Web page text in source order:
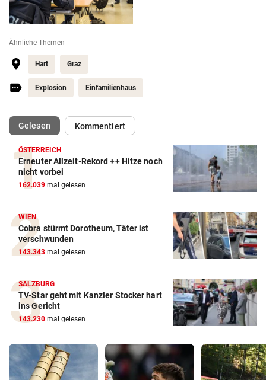
Ähnliche Themen
Hart Graz
Explosion Einfamilienhaus
Gelesen(ausgewählt)Kommentiert
ÖSTERREICH
Erneuter Allzeit-Rekord ++ Hitze noch
nicht vorbei
162.039 mal gelesen
WIEN
Cobra stürmt Dorotheum, Täter ist
verschwunden
143.343 mal gelesen
SALZBURG
TV-Star geht mit Kanzler Stocker hart
ins Gericht
143.230 mal gelesen